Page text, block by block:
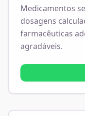
Medicamentos
dosagens
farmacêuticas
agradáveis.